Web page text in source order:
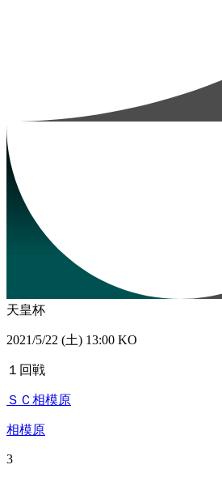
天皇杯
2021/5/22 (土) 13:00 KO
１回戦
ＳＣ相模原
相模原
3